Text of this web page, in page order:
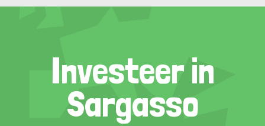
Investeer in
Sargasso